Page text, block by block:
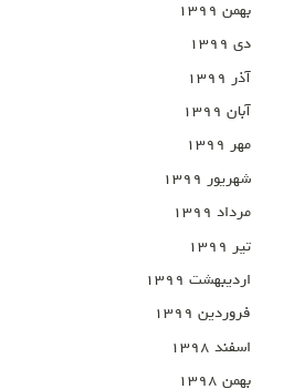
بهمن ۱۳۹۹
دی ۱۳۹۹
آذر ۱۳۹۹
آبان ۱۳۹۹
مهر ۱۳۹۹
شهریور ۱۳۹۹
مرداد ۱۳۹۹
تیر ۱۳۹۹
اردیبهشت ۱۳۹۹
فروردین ۱۳۹۹
اسفند ۱۳۹۸
بهمن ۱۳۹۸